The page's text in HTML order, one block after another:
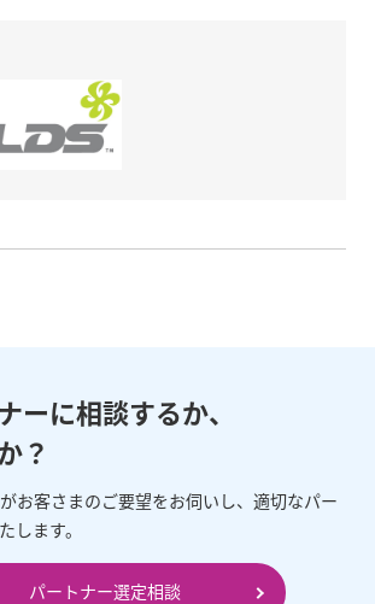
ーに相談するか、
？
お客さまのご要望をお伺いし、適切なパー
します。
パートナー選定相談